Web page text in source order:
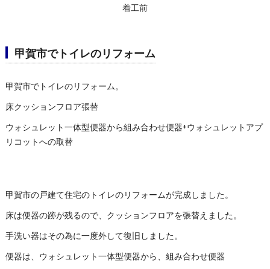
着工前
甲賀市でトイレのリフォーム
甲賀市でトイレのリフォーム。
床クッションフロア張替
ウォシュレット一体型便器から組み合わせ便器+ウォシュレットアプ
リコットへの取替
甲賀市の戸建て住宅のトイレのリフォームが完成しました。
床は便器の跡が残るので、クッションフロアを張替えました。
手洗い器はその為に一度外して復旧しました。
便器は、ウォシュレット一体型便器から、組み合わせ便器